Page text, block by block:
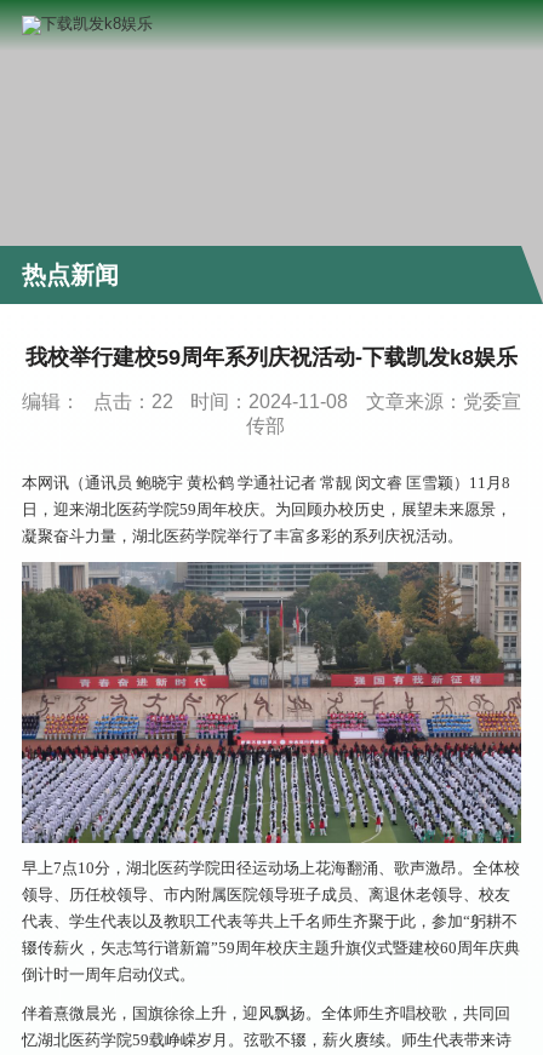
热点新闻
我校举行建校59周年系列庆祝活动-下载凯发k8娱乐
编辑： 点击： 22 时间：2024-11-08
文章来源：党委宣
传部
本网讯（通讯员 鲍晓宇 黄松鹤 学通社记者 常靓 闵文睿 匡雪颖）11月8
日，迎来湖北医药学院59周年校庆。为回顾办校历史，展望未来愿景，
凝聚奋斗力量，湖北医药学院举行了丰富多彩的系列庆祝活动。
早上7点10分，湖北医药学院田径运动场上花海翻涌、歌声激昂。全体校
领导、历任校领导、市内附属医院领导班子成员、离退休老领导、校友
代表、学生代表以及教职工代表等共上千名师生齐聚于此，参加“躬耕不
辍传薪火，矢志笃行谱新篇”59周年校庆主题升旗仪式暨建校60周年庆典
倒计时一周年启动仪式。
伴着熹微晨光，国旗徐徐上升，迎风飘扬。全体师生齐唱校歌，共同回
忆湖北医药学院59载峥嵘岁月。弦歌不辍，薪火赓续。师生代表带来诗